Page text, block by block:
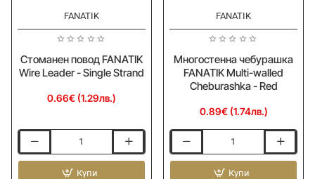
FANATIK
Стоманен повод FANATIK
Wire Leader - Single Strand
0.66€ (1.29лв.)
повод
Купи
FANATIK
Многостенна чебурашка
FANATIK Multi-walled
Cheburashka - Red
0.89€ (1.74лв.)
Многостенна
чебурашка
Купи